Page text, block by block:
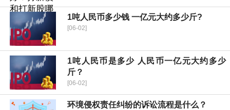
1吨人民币多少钱 一亿元大约多少斤?
[06-02]
1吨人民币是多少 人民币一亿元大约多少
斤？
[06-02]
环境侵权责任纠纷的诉讼流程是什么？